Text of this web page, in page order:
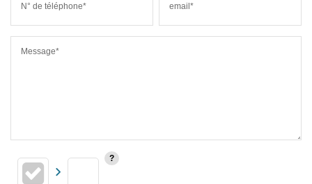
N° de téléphone* email*
Message*